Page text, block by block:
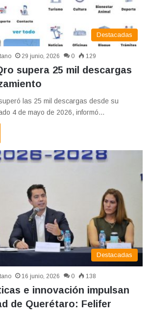
Destacadas
29 junio, 2026 0 129
supera 25 mil descargas
las 25 mil descargas desde su
4 de mayo de 2026, informó…
Destacadas
16 junio, 2026 0 138
e innovación impulsan
de Querétaro: Felifer